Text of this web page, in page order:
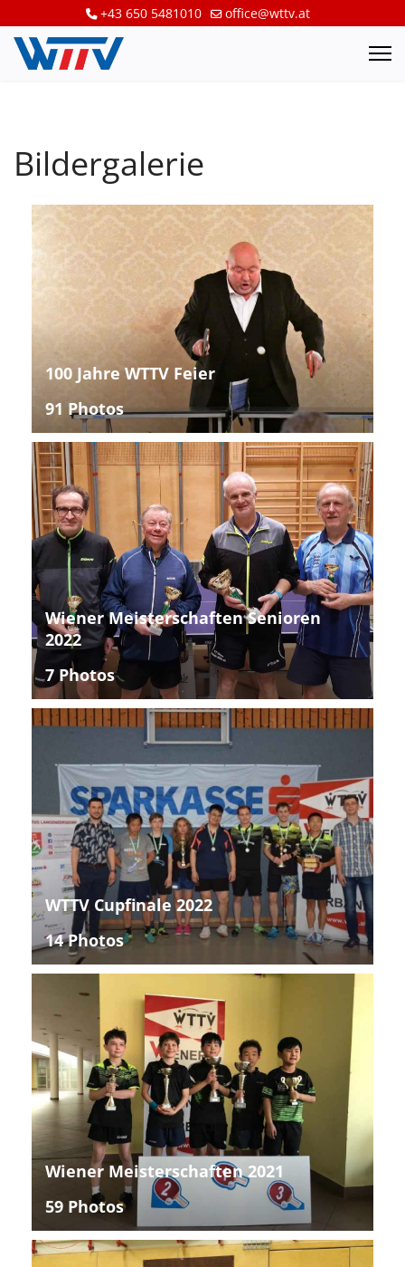
+43 650 5481010 office@wttv.at
Bildergalerie
100 Jahre WTTV Feier
91 Photos
Wiener Meisterschaften Senioren
2022
7 Photos
WTTV Cupfinale 2022
14 Photos
Wiener Meisterschaften 2021
59 Photos